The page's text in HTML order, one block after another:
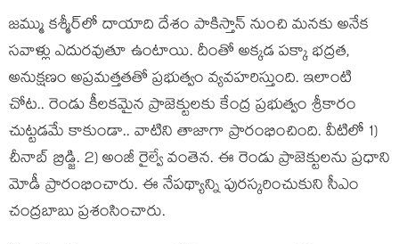
జ‌మ్ము క‌శ్మీర్‌లో దాయాది దేశం పాకిస్తాన్ నుంచి మ‌న‌కు అనేక
స‌వాళ్లు ఎదుర‌వుతూ ఉంటాయి. దీంతో అక్క‌డ ప‌క్కా భ‌ద్ర‌త‌,
అనుక్ష‌ణం అప్ర‌మ‌త్త‌తతో ప్ర‌భుత్వం వ్య‌వ‌హ‌రిస్తుంది. ఇలాంటి
చోట‌.. రెండు కీల‌క‌మైన ప్రాజెక్టుల‌కు కేంద్ర ప్ర‌భుత్వం శ్రీకారం
చుట్ట‌డ‌మే కాకుండా.. వాటిని తాజాగా ప్రారంభించింది. వీటిలో 1)
చీనాబ్ బ్రిడ్జి. 2) అంజీ రైల్వే వంతెన‌. ఈ రెండు ప్రాజెక్టుల‌ను ప్ర‌ధాని
మోడీ ప్రారంభించారు. ఈ నేప‌థ్యాన్ని పుర‌స్క‌రించుకుని సీఎం
చంద్ర‌బాబు ప్ర‌శంసించారు.